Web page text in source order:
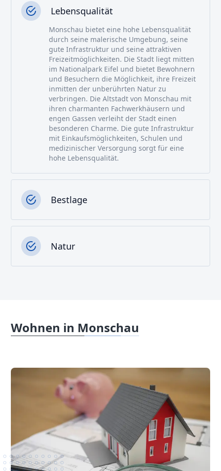
Lebensqualität
Monschau bietet eine hohe Lebensqualität
durch seine malerische Umgebung, seine
gute Infrastruktur und seine attraktiven
Freizeitmöglichkeiten. Die Stadt liegt mitten
im Nationalpark Eifel und bietet Bewohnern
und Besuchern die Möglichkeit, ihre Freizeit
inmitten der unberührten Natur zu
verbringen. Die Altstadt von Monschau mit
ihren charmanten Fachwerkhäusern und
engen Gassen verleiht der Stadt einen
besonderen Charme. Die gute Infrastruktur
mit Einkaufsmöglichkeiten, Schulen und
medizinischer Versorgung sorgt für eine
hohe Lebensqualität.
Bestlage
Natur
Wohnen in Monschau